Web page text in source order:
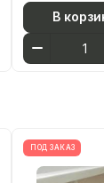
белая
В
ПОД ЗАКАЗ